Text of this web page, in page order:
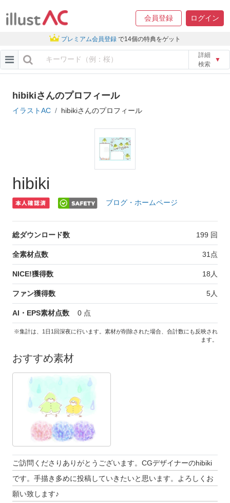
会員登録 ログイン
プレミアム会員登録 で14個の特典をゲット
詳細
検索
▼
hibikiさんのプロフィール
イラストAC hibikiさんのプロフィール
hibiki
ブログ・ホームページ
総ダウンロード数 199 回
全素材点数 31 点
NICE!獲得数 18 人
ファン獲得数 5人
AI・EPS素材点数 0 点
※集計は、1日1回深夜に行います。素材が削除された場合、合計数にも反映され
ます。
おすすめ素材
ご訪問くださりありがとうございます。CGデザイナーのhibiki
です。手描き多めに投稿していきたいと思います。よろしくお
願い致します♪